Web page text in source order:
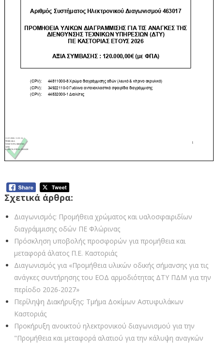
Σχετικά άρθρα:
Διαγωνισμός: Προμήθεια χρώματος και υαλοσφαιριδίων
διαγράμμισης οδών ΠΕ Φλώρινας
Πρόσκληση υποβολής προσφορών για προμήθεια και
μεταφορά άλατος Π.Ε. Καστοριάς
Διαγωνισμός για «Προμήθεια υλικών οδικής σήμανσης για τις
ανάγκες συντήρησης του ΕΟΔ αρμοδιότητας ΔΤΥ ΠΔΜ για την
περίοδο 2026-2027»
Περίληψη Διακήρυξης: Τμήμα Δοκίμων Αστυφυλάκων
Καστοριάς
Προκήρυξη ανοικτού ηλεκτρονικού διαγωνισμού για την
"Προμήθεια και μεταφορά αλατιού για την κάλυψη αναγκών